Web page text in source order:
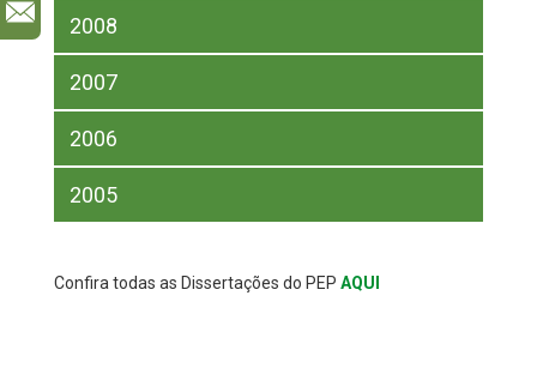
2008
2007
2006
2005
Confira todas as Dissertações do PEP AQUI